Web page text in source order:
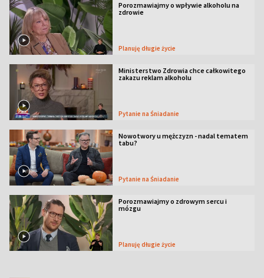
Porozmawiajmy o wpływie alkoholu na
zdrowie
Planuję długie życie
Ministerstwo Zdrowia chce całkowitego
zakazu reklam alkoholu
Pytanie na Śniadanie
Nowotwory u mężczyzn - nadal tematem
tabu?
Pytanie na Śniadanie
Porozmawiajmy o zdrowym sercu i
mózgu
Planuję długie życie